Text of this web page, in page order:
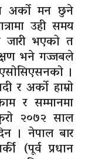
अर्को मन छुने
उही समय
जारी भएको त
भने गज्जबले
।
र अर्को हाम्रो
र सम्मानमा
२०७२ साल
। नेपाल बार
(पूर्व प्रधान